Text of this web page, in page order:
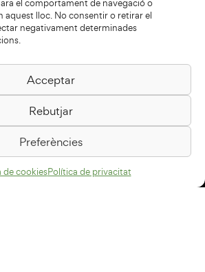
el comportament de navegació o
aquest lloc. No consentir o retirar el
negativament determinades
Acceptar
Rebutjar
Preferències
de cookiesPolítica de privacitat
Bayés
1